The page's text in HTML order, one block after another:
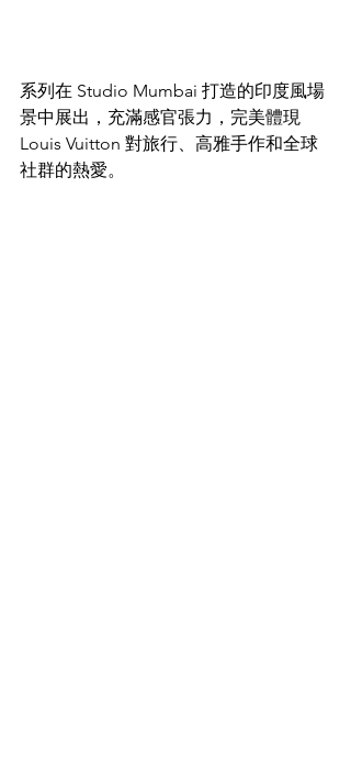
系列在 Studio Mumbai 打造的印度風場
景中展出，充滿感官張力，完美體現
Louis Vuitton 對旅行、高雅手作和全球
社群的熱愛。